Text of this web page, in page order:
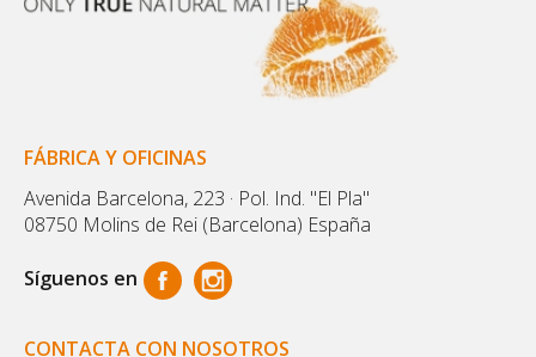
FÁBRICA Y OFICINAS
Avenida Barcelona, 223 · Pol. Ind. "El Pla"
08750 Molins de Rei (Barcelona) España
Síguenos en
CONTACTA CON NOSOTROS